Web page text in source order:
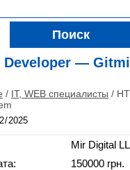
Поиск
Developer —
/ IT, WEB специалисты /
Mir Digital
150000 грн.